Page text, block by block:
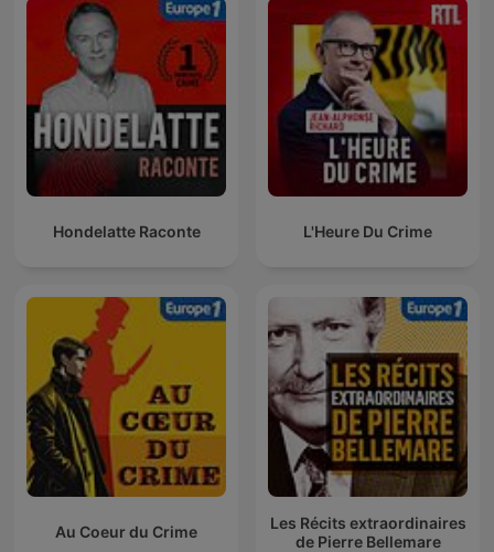
Hondelatte Raconte L'Heure Du Crime
Au Coeur du Crime
Les Récits extraordinaires
de Pierre Bellemare